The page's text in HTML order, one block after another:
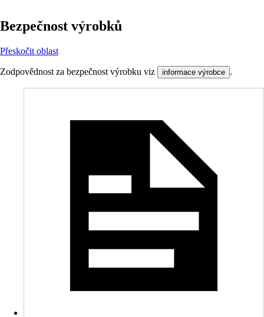
Bezpečnost výrobků
Přeskočit oblast
Zodpovědnost za bezpečnost výrobku viz informace výrobce .